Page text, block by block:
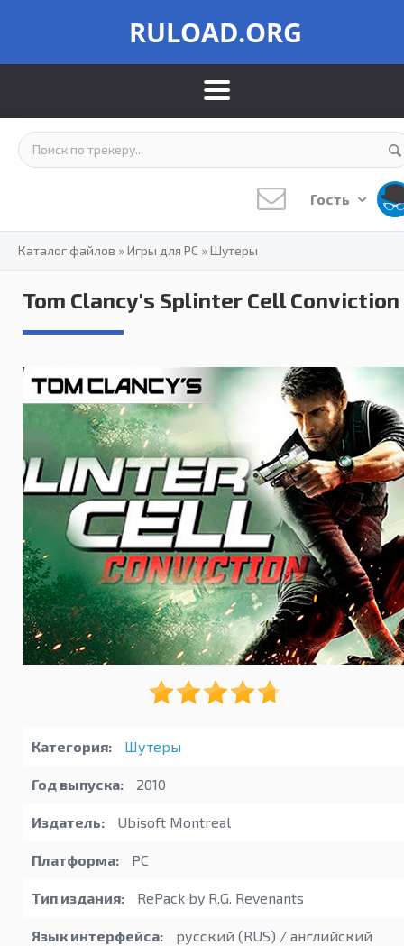
RULOAD.ORG
Гость
Каталог файлов »Игры для PC »Шутеры
Tom Clancy's Splinter Cell Conviction
Категория: Шутеры
Год выпуска: 2010
Издатель: Ubisoft Montreal
Платформа: PC
Тип издания: RePack by R.G. Revenants
Язык интерфейса:
русский (RUS) / английский